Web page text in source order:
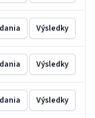
Výsledky
Výsledky
Výsledky